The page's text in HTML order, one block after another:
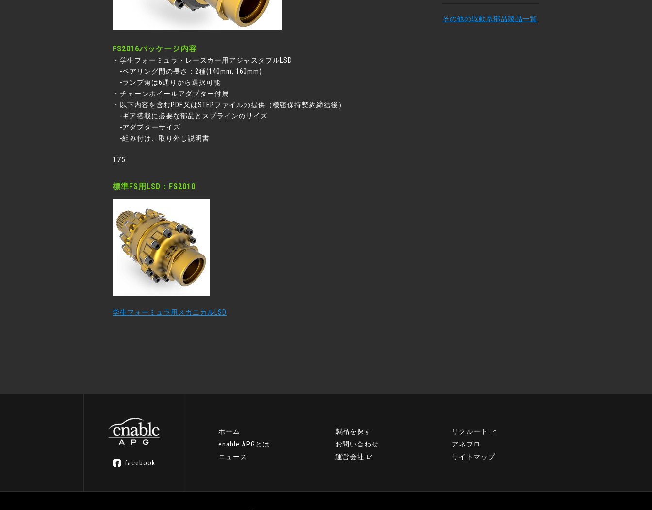
FS2016パッケージ内容
・学生フォーミュラ・レースカー用アジャスタブルLSD
-ベアリング間の長さ：2種(140mm, 160mm)
-ランプ角は6通りから選択可能
・チェーンホイールアダプター付属
・以下内容を含むPDF又はSTEPファイルの提供（機密保持契約締結後）
-ギア搭載に必要な部品とスプラインのサイズ
-アダプターサイズ
-組み付け、取り外し説明書
175
標準FS用LSD：FS2010
学生フォーミュラ用メカニカルLSD
その他の駆動系部品製品一覧
facebook
ホーム
enable APGとは
ニュース
製品を探す
お問い合わせ
運営会社
リクルート
アネブロ
サイトマップ